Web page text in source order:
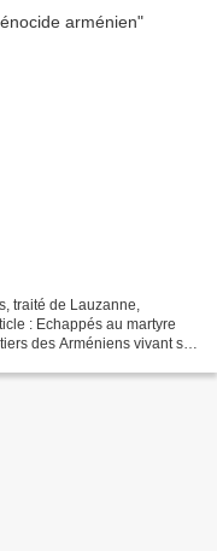
traité de Lauzanne,
: Echappés au martyre
des Arméniens vivant sur